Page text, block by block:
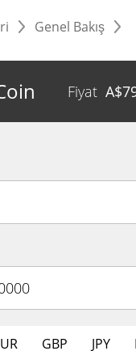
Genel Bakış
Fiyat A$
GBP JPY